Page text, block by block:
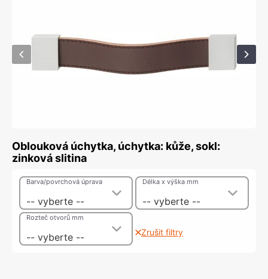
Oblouková úchytka, úchytka: kůže, sokl:
zinková slitina
-- vyberte --
Barva/povrchová úprava
-- vyberte --
Délka x výška mm
-- vyberte --
Rozteč otvorů mm
Zrušit filtry